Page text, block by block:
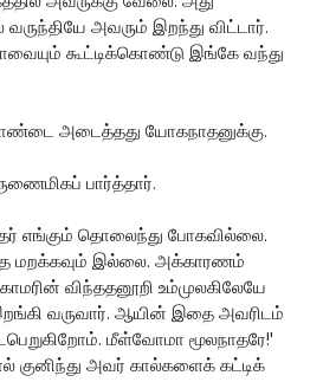
வருந்தியே அவரும் இறந்து விட்டார்.
கூட்டிக்கொண்டு இங்கே வந்து
அடைத்தது யோகநாதனுக்கு.
பார்த்தார்.
எங்கும் தொலைந்து போகவில்லை.
மறக்கவும் இல்லை. அக்காரணம்
விந்ததனூறி உம்முலகிலேயே
வருவார். ஆயின் இதை அவரிடம்
மீள்வோமா மூலநாதரே!'
அவர் கால்களைக் கட்டிக்